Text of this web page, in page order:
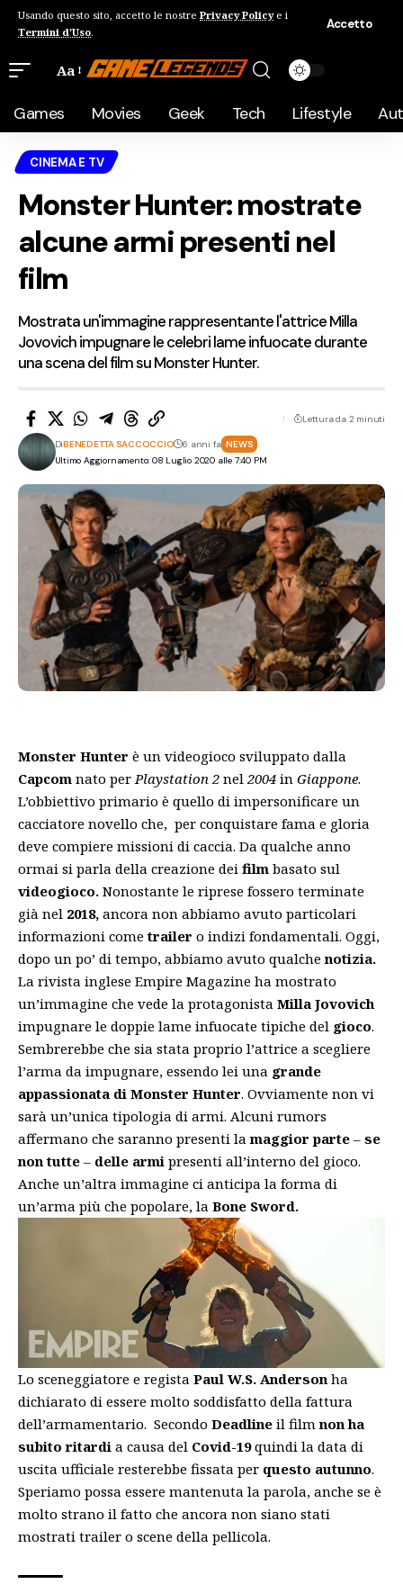
Usando questo sito, accetto le nostre Privacy Policye i
Termini d'Uso.
Accetto
Aa
Games Movies Geek Tech Lifestyle
CINEMA E TV
Monster Hunter: mostrate
alcune armi presenti nel
film
Mostrata un'immagine rappresentante l'attrice Milla
Jovovich impugnare le celebri lame infuocate durante
una scena del film su Monster Hunter.
Ultimo Aggiornamento: 08 Luglio 2020 alle 7:40 PM
DiBENEDETTA SACCOCCIO 6 anni fa NEWS
Lettura da 2 minuti
Monster Hunter è un videogioco sviluppato dalla
Capcom nato per Playstation 2 nel 2004 in Giappone.
L’obbiettivo primario è quello di impersonificare un
cacciatore novello che, per conquistare fama e gloria
deve compiere missioni di caccia. Da qualche anno
ormai si parla della creazione dei film basato sul
videogioco. Nonostante le riprese fossero terminate
già nel 2018, ancora non abbiamo avuto particolari
informazioni cometrailer o indizi fondamentali. Oggi,
dopo un po’ di tempo, abbiamo avuto qualchenotizia.
La rivista inglese Empire Magazine ha mostrato
un’immagine che vede la protagonista Milla Jovovich
impugnare le doppie lame infuocate tipiche del gioco.
Sembrerebbe che sia stata proprio l’attrice a scegliere
l’arma da impugnare, essendo lei una grande
appassionata di Monster Hunter. Ovviamente non vi
sarà un’unica tipologia di armi. Alcuni rumors
affermano che saranno presenti lamaggior parte – se
non tutte – delle armi presenti all’interno del gioco.
Anche un’altra immagine ci anticipa la forma di
un’arma più che popolare, la Bone Sword.
Lo sceneggiatore e regista Paul W.S. Anderson ha
dichiarato di essere molto soddisfatto della fattura
dell’armamentario. Secondo Deadline il filmnon ha
subito ritardi a causa del Covid-19quindi la data di
uscita ufficiale resterebbe fissata per questo autunno.
Speriamo possa essere mantenuta la parola, anche se è
molto strano il fatto che ancora non siano stati
mostrati trailer o scene della pellicola.